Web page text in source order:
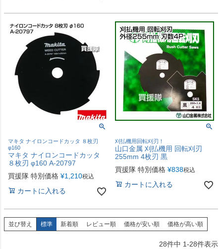
マキタ ナイロンコードカッタ ８枚刃
φ160
マキタ ナイロンコードカッタ
８枚刃 φ160 A-20797
買援隊 特別価格 ¥1,210税込
カートに入れる
刈払機用回転刈刃！
山口金属 刈払機用 回転刈刃
255mm 4枚刃 黒
買援隊 特別価格 ¥838税込
カートに入れる
並び替え 標準 新着順 レビュー順 価格が安い順 価格が高い順
28件中 1-28件表示